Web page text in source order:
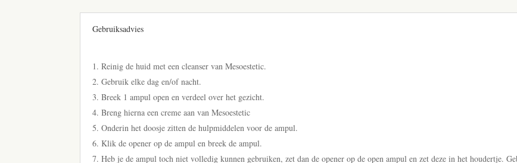
Gebruiksadvies
Reinig de huid met een cleanser van Mesoestetic.
Gebruik elke dag en/of nacht.
Breek 1 ampul open en verdeel over het gezicht.
Breng hierna een creme aan van Mesoestetic
Onderin het doosje zitten de hulpmiddelen voor de ampul.
Klik de opener op de ampul en breek de ampul.
Heb je de ampul toch niet volledig kunnen gebruiken, zet dan de opener op de open ampul en zet deze in het houdertje.